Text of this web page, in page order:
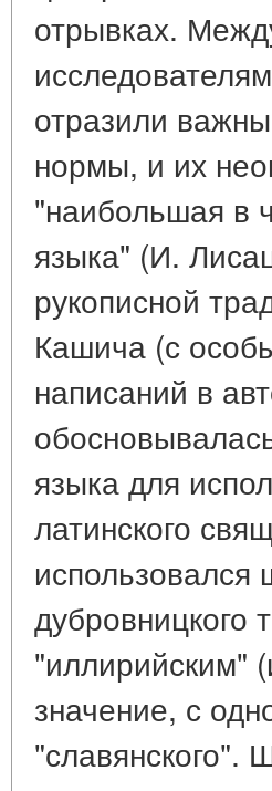
отрывках.
отразили
нормы, и их
"наибольшая в
языка" (И.
рукописной
Кашича (с
написаний в
языка для
латинского
использовался
"иллирийским"
значение, с
"славянского".